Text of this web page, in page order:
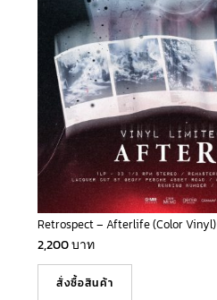
Retrospect – Afterlife (Color Vinyl)
2,200บาท
สั่งซื้อสินค้า